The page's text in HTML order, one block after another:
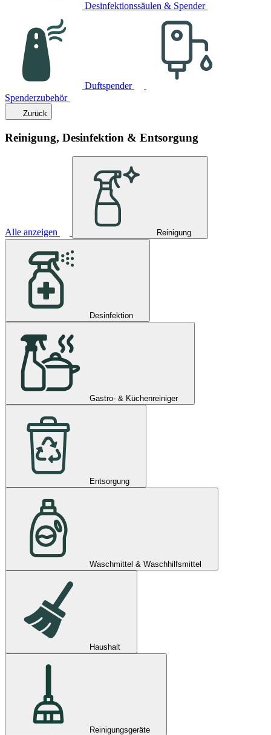
Desinfektionssäulen & Spender
Duftspender
Spenderzubehör
Zurück
Reinigung, Desinfektion & Entsorgung
Alle anzeigen Reinigung
Desinfektion
Gastro- & Küchenreiniger
Entsorgung
Waschmittel & Waschhilfsmittel
Haushalt
Reinigungsgeräte